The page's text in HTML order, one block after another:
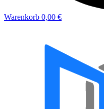
Warenkorb 0,00 €